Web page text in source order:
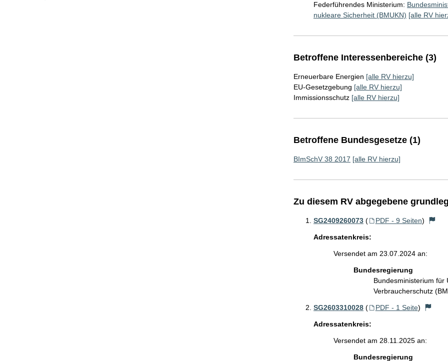
Federführendes Ministerium:
nukleare Sicherheit (BMUKN) [alle RV
Betroffene Interessenbereiche (3)
Erneuerbare Energien [alle RV hierzu]
EU-Gesetzgebung [alle RV hierzu]
Immissionsschutz [alle RV hierzu]
Betroffene Bundesgesetze (1)
BImSchV 38 2017 [alle RV hierzu]
Zu diesem RV abgegebene
SG2409260073 ( PDF - 9 Seiten)
Adressatenkreis:
Versendet am 23.07.2024 an:
Bundesregierung
Bundesministerium für
Verbraucherschutz
SG2603310028 ( PDF - 1 Seite)
Adressatenkreis:
Versendet am 28.11.2025 an:
Bundesregierung